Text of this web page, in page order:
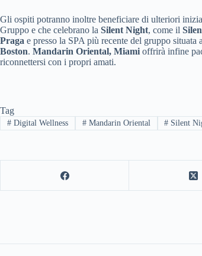
Gli ospiti potranno inoltre beneficiare di ulteriori
Gruppo e che celebrano la Silent Night, come il
Praga e presso la SPA più recente del gruppo situata a
Boston. Mandarin Oriental, Miami offrirà infine
riconnettersi con i propri amati.
Tag
#Digital Wellness #Mandarin Oriental # Silent